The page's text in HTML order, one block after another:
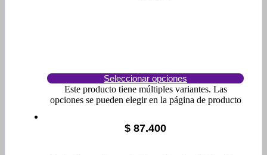
Seleccionar opciones
Este producto tiene múltiples variantes. Las
opciones se pueden elegir en la página de producto
$ 87.400